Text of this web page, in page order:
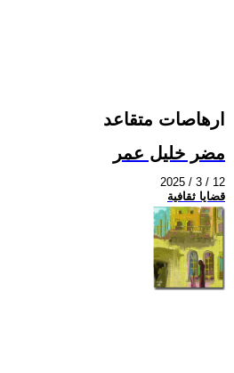
ارهاصات متقاعد
مضر خليل عمر
2025 / 3 / 12
قضايا ثقافية